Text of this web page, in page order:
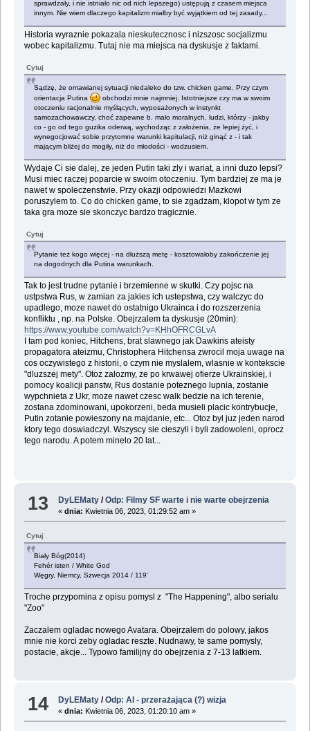
sprawdzały, i nie istniało nic od nich lepszego) ustępują z czasem miejsca
innym. Nie wiem dlaczego kapitalizm miałby być wyjątkiem od tej zasady...
Historia wyraznie pokazala nieskutecznosc i nizszosc socjalizmu
wobec kapitalizmu. Tutaj nie ma miejsca na dyskusje z faktami.
Cytuj
Sądzę, że omawianej sytuacji niedaleko do tzw. chicken game. Przy czym
orientacja Putina
obchodzi mnie najmniej. Istotniejsze czy ma w swoim
otoczeniu racjonalnie myślących, wyposażonych w instynkt
samozachowawczy, choć zapewne b. mało moralnych, ludzi, którzy - jakby
co - go od tego guzika oderwą, wychodząc z założenia, że lepiej żyć, i
wynegocjować sobie przytomne warunki kapitulacji, niż ginąć z - i tak
mającym bliżej do mogiły, niż do młodości - wodzusiem.
Wydaje Ci sie dalej, ze jeden Putin taki zly i wariat, a inni duzo lepsi?
Musi miec raczej poparcie w swoim otoczeniu. Tym bardziej ze ma je
nawet w spoleczenstwie. Przy okazji odpowiedzi Mazkowi
poruszylem to. Co do chicken game, to sie zgadzam, klopot w tym ze
taka gra moze sie skonczyc bardzo tragicznie.
Cytuj
Pytanie też kogo więcej - na dłuższą metę - kosztowałoby zakończenie jej
na dogodnych dla Putina warunkach.
Tak to jest trudne pytanie i brzemienne w skutki. Czy pojsc na
ustpstwa Rus, w zamian za jakies ich ustepstwa, czy walczyc do
upadlego, moze nawet do ostatnigo Ukrainca i do rozszerzenia
konfliktu , np. na Polske. Obejrzalem ta dyskusje (20min):
https://www.youtube.com/watch?v=KHhOFRCGLvA
I tam pod koniec, Hitchens, brat slawnego jak Dawkins ateisty
propagatora ateizmu, Christophera Hitchensa zwrocil moja uwage na
cos oczywistego z historii, o czym nie myslalem, wlasnie w kontekscie
"dluzszej mety". Otoz zalozmy, ze po krwawej ofierze Ukrainskiej, i
pomocy koalicji panstw, Rus dostanie poteznego lupnia, zostanie
wypchnieta z Ukr, moze nawet czesc walk bedzie na ich terenie,
zostana zdominowani, upokorzeni, beda musieli placic kontrybucje,
Putin zotanie powieszony na majdanie, etc... Otoz byl juz jeden narod
ktory tego doswiadczyl. Wszyscy sie cieszyli i byli zadowoleni, oprocz
tego narodu. A potem minelo 20 lat...
13 DyLEMaty /Odp: Filmy SF warte i nie warte obejrzenia
«dnia: Kwietnia 06, 2023, 01:29:52 am »
Cytuj
Biały Bóg(2014)
Fehér isten / White God
Węgry, Niemcy, Szwecja 2014 / 119'
Troche przypomina z opisu pomysl z "The Happening", albo serialu
"Zoo"
Zaczalem ogladac nowego Avatara. Obejrzalem do polowy, jakos
mnie nie korci zeby ogladac reszte. Nudnawy, te same pomysly,
postacie, akcje... Typowo familijny do obejrzenia z 7-13 latkiem.
14 DyLEMaty /Odp: AI - przerażająca (?) wizja
«dnia: Kwietnia 06, 2023, 01:20:10 am »